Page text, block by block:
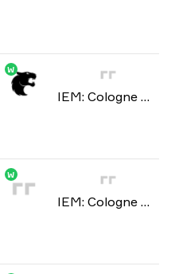
W
IEM: Cologne Major 2026
W
IEM: Cologne Major 2026